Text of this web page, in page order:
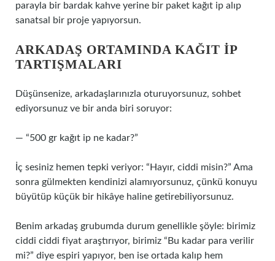
parayla bir bardak kahve yerine bir paket kağıt ip alıp
sanatsal bir proje yapıyorsun.
ARKADAŞ ORTAMINDA KAĞIT İP
TARTIŞMALARI
Düşünsenize, arkadaşlarınızla oturuyorsunuz, sohbet
ediyorsunuz ve bir anda biri soruyor:
— “500 gr kağıt ip ne kadar?”
İç sesiniz hemen tepki veriyor: “Hayır, ciddi misin?” Ama
sonra gülmekten kendinizi alamıyorsunuz, çünkü konuyu
büyütüp küçük bir hikâye haline getirebiliyorsunuz.
Benim arkadaş grubumda durum genellikle şöyle: birimiz
ciddi ciddi fiyat araştırıyor, birimiz “Bu kadar para verilir
mi?” diye espiri yapıyor, ben ise ortada kalıp hem